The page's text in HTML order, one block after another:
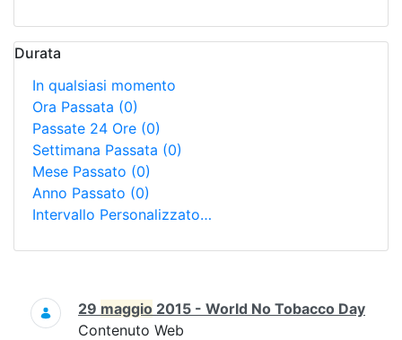
Durata
In qualsiasi momento
Ora Passata (0)
Passate 24 Ore (0)
Settimana Passata (0)
Mese Passato (0)
Anno Passato (0)
Intervallo Personalizzato…
Ricerca
29 maggio 2015 - World No Tobacco Day
Contenuto Web